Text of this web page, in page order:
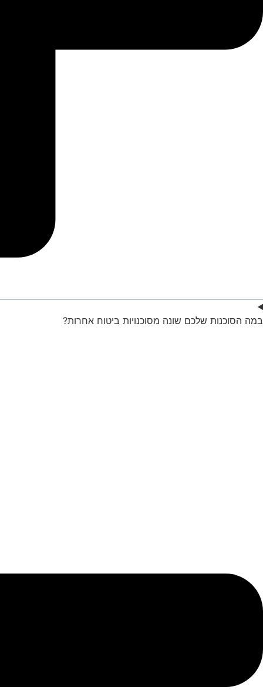
במה הסוכנות שלכם שונה מסוכנויות ביטוח אחרות?